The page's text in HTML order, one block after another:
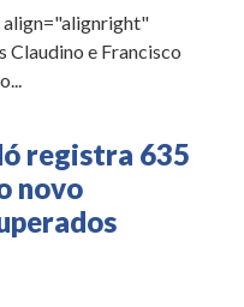
e Francisco
registra 635
novo